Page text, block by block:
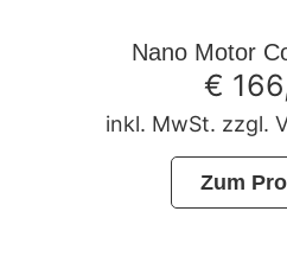
Nano Motor
€
inkl. MwSt. zzgl.
Zum